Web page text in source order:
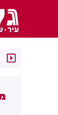
רמת
פצוע בהתהפכות